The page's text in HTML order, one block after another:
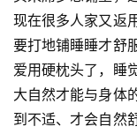
现在很多人家又返
要打地铺睡睡才舒
爱用硬枕头了，睡
大自然才能与身体
到不适、才会自然